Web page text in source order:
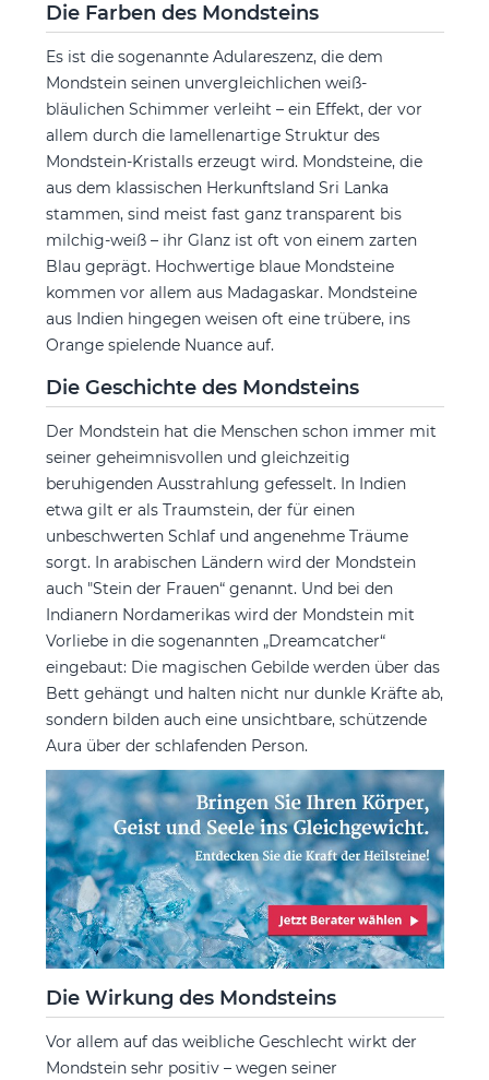
Die Farben des Mondsteins
Es ist die sogenannte Adulareszenz, die dem
Mondstein seinen unvergleichlichen weiß-
bläulichen Schimmer verleiht – ein Effekt, der vor
allem durch die lamellenartige Struktur des
Mondstein-Kristalls erzeugt wird. Mondsteine, die
aus dem klassischen Herkunftsland Sri Lanka
stammen, sind meist fast ganz transparent bis
milchig-weiß – ihr Glanz ist oft von einem zarten
Blau geprägt. Hochwertige blaue Mondsteine
kommen vor allem aus Madagaskar. Mondsteine
aus Indien hingegen weisen oft eine trübere, ins
Orange spielende Nuance auf.
Die Geschichte des Mondsteins
Der Mondstein hat die Menschen schon immer mit
seiner geheimnisvollen und gleichzeitig
beruhigenden Ausstrahlung gefesselt. In Indien
etwa gilt er als Traumstein, der für einen
unbeschwerten Schlaf und angenehme Träume
sorgt. In arabischen Ländern wird der Mondstein
auch "Stein der Frauen“ genannt. Und bei den
Indianern Nordamerikas wird der Mondstein mit
Vorliebe in die sogenannten „Dreamcatcher“
eingebaut: Die magischen Gebilde werden über das
Bett gehängt und halten nicht nur dunkle Kräfte ab,
sondern bilden auch eine unsichtbare, schützende
Aura über der schlafenden Person.
Die Wirkung des Mondsteins
Vor allem auf das weibliche Geschlecht wirkt der
Mondstein sehr positiv – wegen seiner